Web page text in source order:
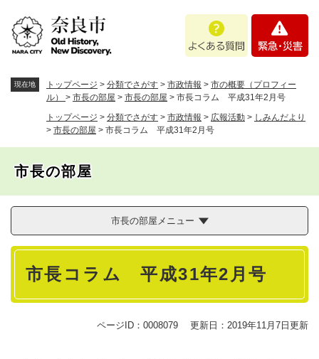
あ
問
・
現在地 トップページ > 分類でさがす > 市政情報 > 市の概要（プロフィー
ル） > 市長の部屋 > 市長の部屋 > 市長コラム 平成31年2月号
トップページ > 分類でさがす > 市政情報 > 広報活動 > しみんだより
> 市長の部屋 > 市長コラム 平成31年2月号
市長の部屋
市長の部屋メニュー
本
市長コラム 平成31年2月号
ページID：0008079 更新日：2019年11月7日更新